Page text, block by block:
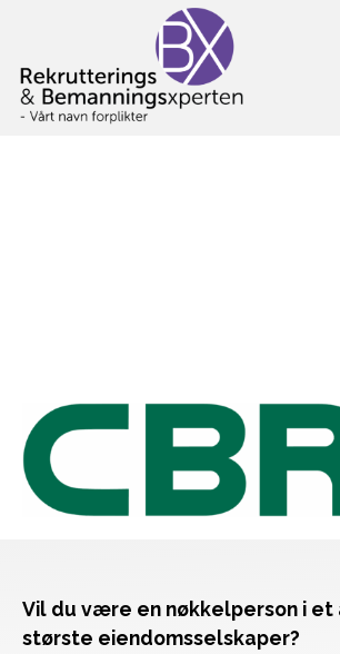
Vil du være en nøkkelperson i et
største eiendomsselskaper?